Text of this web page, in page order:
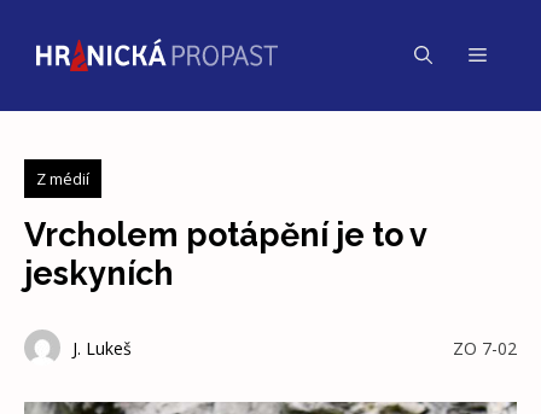
obsah
Menu
Z médií
Vrcholem potápění je to v
jeskyních
J. Lukeš ZO 7-02